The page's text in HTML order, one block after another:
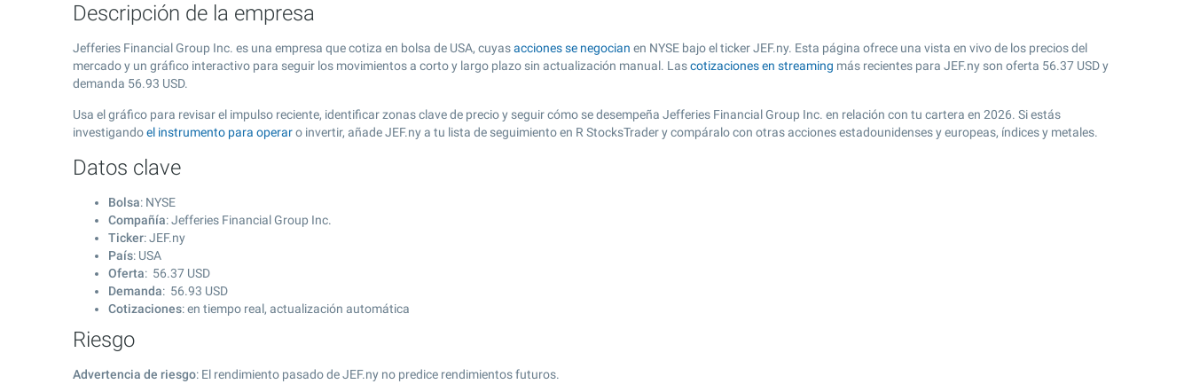
Descripción de la empresa
Jefferies Financial Group Inc. es una empresa que cotiza en bolsa de USA, cuyasacciones se negocian en NYSE bajo el ticker JEF.ny. Esta página ofrece una vista en vivo de los precios del
mercado y un gráfico interactivo para seguir los movimientos a corto y largo plazo sin actualización manual. Lascotizaciones en streaming más recientes para JEF.ny son oferta 56.37 USD y
demanda 56.93 USD.
Usa el gráfico para revisar el impulso reciente, identificar zonas clave de precio y seguir cómo se desempeña Jefferies Financial Group Inc. en relación con tu cartera en 2026. Si estás
investigandoel instrumento para operaro invertir, añade JEF.ny a tu lista de seguimiento en R StocksTrader y compáralo con otras acciones estadounidenses y europeas, índices y metales.
Datos clave
Bolsa: NYSE
Compañía: Jefferies Financial Group Inc.
Ticker: JEF.ny
País: USA
Oferta: 56.37 USD
Demanda: 56.93 USD
Cotizaciones: en tiempo real, actualización automática
Riesgo
Advertencia de riesgo: El rendimiento pasado de JEF.ny no predice rendimientos futuros.